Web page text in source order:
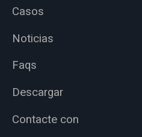
Casos
Noticias
Faqs
Descargar
Contacte con